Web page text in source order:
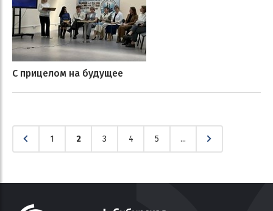
С прицелом на будущее
1 2 3 4 5 ...